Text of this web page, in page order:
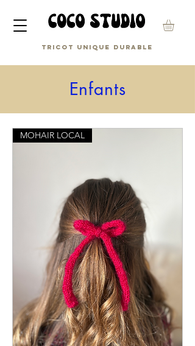
Tricot unique durable
Enfants
MOHAIR LOCAL